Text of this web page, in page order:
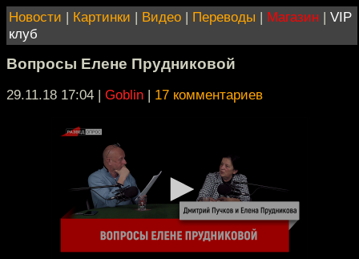
Новости | Картинки | Видео | Переводы | Магазин | VIP
клуб
Вопросы Елене Прудниковой
29.11.18 17:04 | Goblin | 17 комментариев